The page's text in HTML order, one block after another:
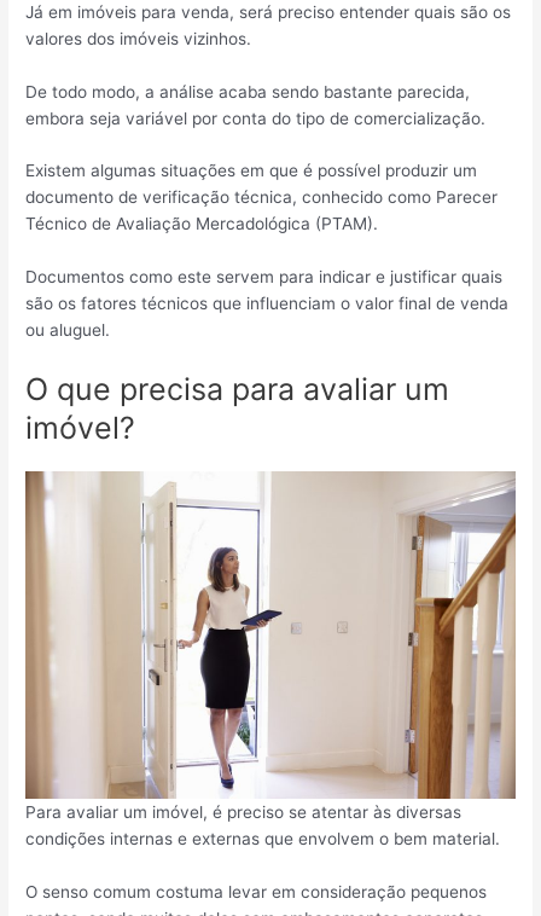
Já em imóveis para venda, será preciso entender quais são os
valores dos imóveis vizinhos.
De todo modo, a análise acaba sendo bastante parecida,
embora seja variável por conta do tipo de comercialização.
Existem algumas situações em que é possível produzir um
documento de verificação técnica, conhecido como Parecer
Técnico de Avaliação Mercadológica (PTAM).
Documentos como este servem para indicar e justificar quais
são os fatores técnicos que influenciam o valor final de venda
ou aluguel.
O que precisa para avaliar um
imóvel?
Para avaliar um imóvel, é preciso se atentar às diversas
condições internas e externas que envolvem o bem material.
O senso comum costuma levar em consideração pequenos